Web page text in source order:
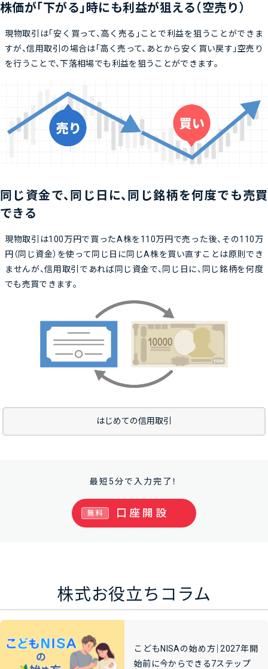
株価が「下がる」時にも利益が狙える（空売り）
現物取引は「安く買って、高く売る」ことで利益を狙うことができま
すが、信用取引の場合は「高く売って、あとから安く買い戻す」空売り
を行うことで、下落相場でも利益を狙うことができます。
同じ資金で、同じ日に、同じ銘柄を何度でも売買
できる
現物取引は100万円で買ったA株を110万円で売った後、その110万
円（同じ資金）を使って同じ日に同じA株を買い直すことは原則でき
ませんが、信用取引であれば同じ資金で、同じ日に、同じ銘柄を何度
でも売買できます。
はじめての信用取引
最短5分で入力完了！
口座開設
無料
株式お役立ちコラム
こどもNISAの始め方｜2027年開
始前に今からできる7ステップ